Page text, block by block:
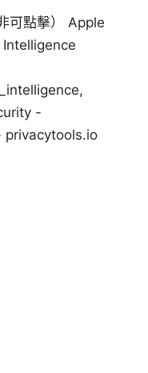
可點擊） Apple
-
privacytools.io